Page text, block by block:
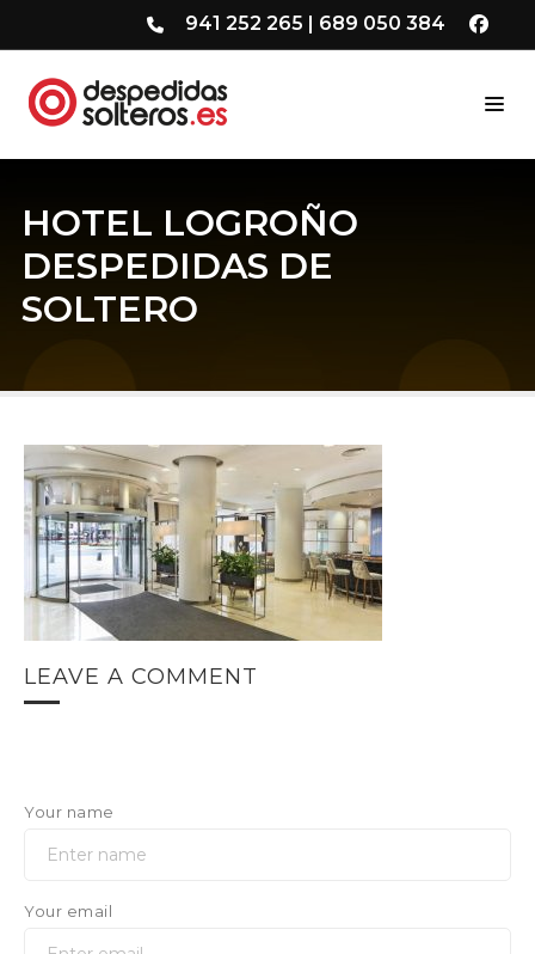
941 252 265 | 689 050 384
HOTEL LOGROÑO
DESPEDIDAS DE
SOLTERO
LEAVE A COMMENT
Your name
Your email